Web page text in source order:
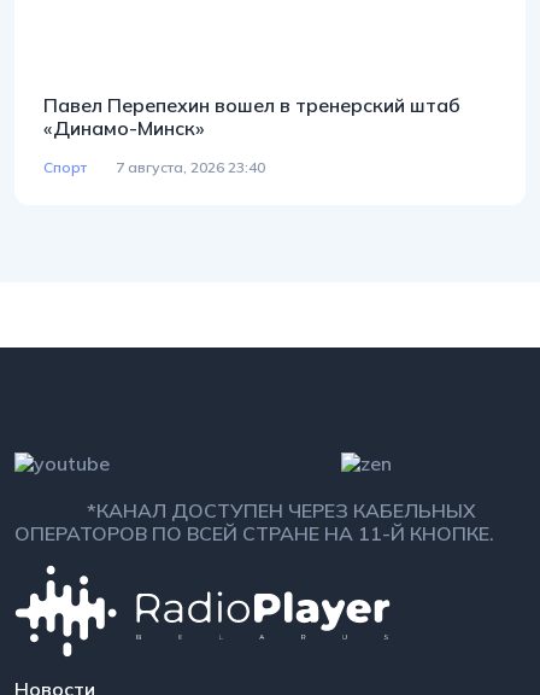
Павел Перепехин вошел в тренерский штаб
«Динамо-Минск»
Спорт 7 августа, 2026 23:40
*КАНАЛ ДОСТУПЕН ЧЕРЕЗ КАБЕЛЬНЫХ
ОПЕРАТОРОВ ПО ВСЕЙ СТРАНЕ НА 11-Й КНОПКЕ.
Новости